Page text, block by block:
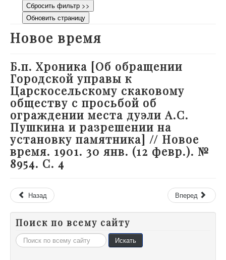
Сбросить фильтр >>
Обновить страницу
Новое время
Б.п. Хроника [Об обращении
Городской управы к
Царскосельскому скаковому
обществу с просьбой об
ограждении места дуэли А.С.
Пушкина и разрешении на
установку памятника] // Новое
время. 1901. 30 янв. (12 февр.). №
8954. С. 4
Назад Вперед
Поиск по всему сайту
Искать... Искать